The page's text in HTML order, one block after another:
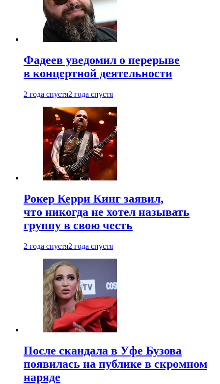
Фадеев уведомил о перерыве
в концертной деятельности
2 года спустя2 года спустя
Рокер Керри Кинг заявил,
что никогда не хотел называть
группу в свою честь
2 года спустя2 года спустя
После скандала в Уфе Бузова
появилась на публике в скромном
наряде